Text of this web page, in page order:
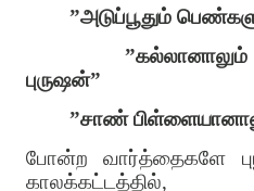
”அடுப்பூதும்
புருஷன்”
”சாண்
போன்ற வார்த்தைகளே
காலக்கட்டத்தில்,